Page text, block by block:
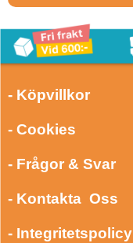
- Köpvillkor
- Cookies
- Frågor & Svar
- Kontakta Oss
- Integritetspolicy